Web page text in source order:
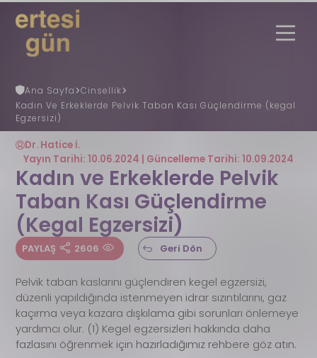
Ana Sayfa
Cinsellik
Kadın Ve Erkeklerde Pelvik Taban Kası Güçlendirme (kegal
Egzersizi)
Uzmana Danış Nöbetçi Eczane
Ertesi Gün
Ertesi Gün Rehberi
Faydalı Bilgiler
REGL (ADET) GÜNÜ HESAPLAMA
Gebelik Hesaplama
S.S.S
İletişim
Dr. Hatice İ.
Yayın Tarihi: 10.06.2024 | Güncelleme Tarihi: 10.09.2024
Kadın ve Erkeklerde Pelvik
Taban Kası Güçlendirme
(Kegal Egzersizi)
PAYLAŞ 2606 Geri Dön
Pelvik taban kaslarını güçlendiren kegel egzersizi,
düzenli yapıldığında istenmeyen idrar sızıntılarını, gaz
kaçırma veya kazara dışkılama gibi sorunları önlemeye
yardımcı olur. (1) Kegel egzersizleri hakkında daha
fazlasını öğrenmek için hazırladığımız rehbere göz atın.